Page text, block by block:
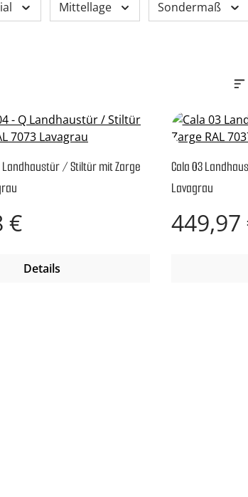
Mittellage Sondermaß
Landhaustür / Stiltür mit Zarge
€
Details
Cala 03
Lavagrau
Regulärer
449,97